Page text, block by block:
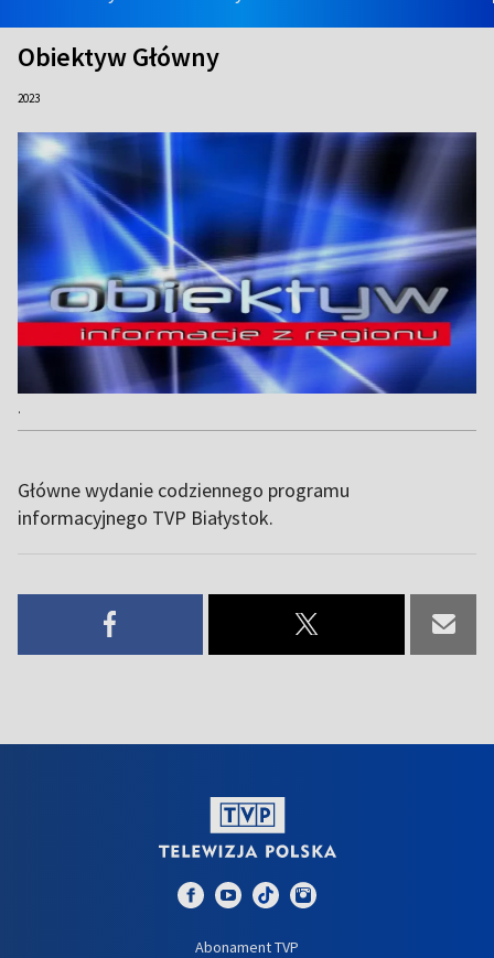
Obiektyw Główny
2023
.
Główne wydanie codziennego programu
informacyjnego TVP Białystok.
Abonament TVP